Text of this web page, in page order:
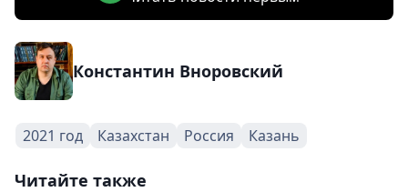
Константин Вноровский
2021 год Казахстан Россия Казань
Читайте также